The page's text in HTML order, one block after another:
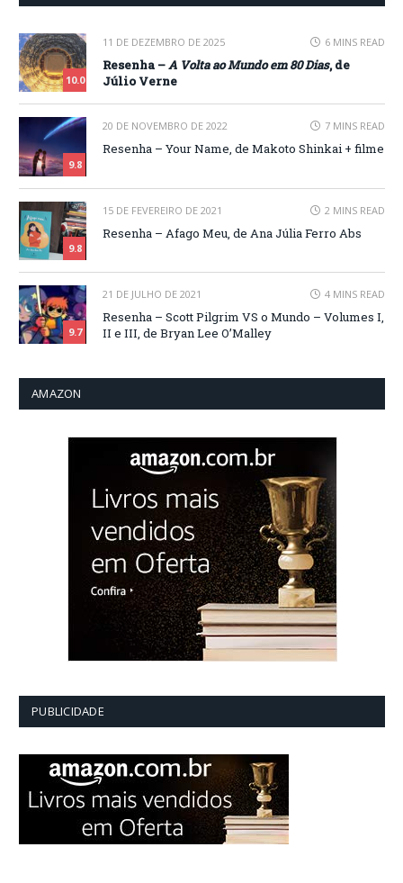
10.0
11 DE DEZEMBRO DE 2025 6 MINS READ
Resenha –A Volta ao Mundo em 80 Dias, de
Júlio Verne
9.8
20 DE NOVEMBRO DE 2022 7 MINS READ
Resenha – Your Name, de Makoto Shinkai + filme
9.8
15 DE FEVEREIRO DE 2021 2 MINS READ
Resenha – Afago Meu, de Ana Júlia Ferro Abs
9.7
21 DE JULHO DE 2021 4 MINS READ
Resenha – Scott Pilgrim VS o Mundo – Volumes I,
II e III, de Bryan Lee O’Malley
AMAZON
PUBLICIDADE